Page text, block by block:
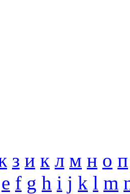
з и к л м н о п
e f g h i j k l m